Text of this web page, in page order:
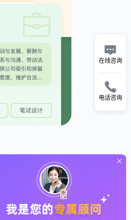

在线咨询

电话咨询